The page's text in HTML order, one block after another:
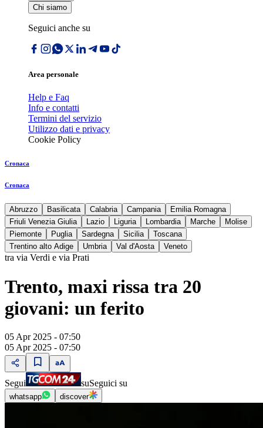
Chi siamo
Seguici anche su
Area personale
Help e Faq
Info e contatti
Termini del servizio
Utilizzo dati e privacy
Cookie Policy
Cronaca
Cronaca
Abruzzo Basilicata Calabria Campania
Emilia Romagna
Friuli Venezia Giulia
Lazio Liguria Lombardia Marche
Molise
Piemonte
Puglia Sardegna Sicilia
Toscana
Trentino alto Adige
Umbria Val d'Aosta Veneto
tra via Verdi e via Prati
Trento, maxi rissa tra 20
giovani: un ferito
05 Apr 2025 - 07:50
05 Apr 2025 - 07:50
Segui suSeguici su
whatsapp discover